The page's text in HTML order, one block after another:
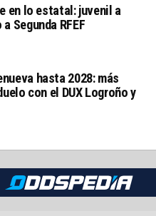
en lo estatal: juvenil a
Segunda RFEF
hasta 2028: más
con el DUX Logroño y